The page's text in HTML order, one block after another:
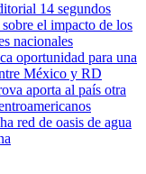
14 segundos
el impacto de los
nacionales
oportunidad para una
México y RD
aporta al país otra
red de oasis de agua